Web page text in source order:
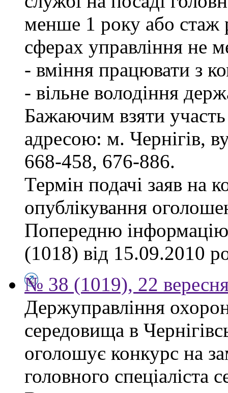
менше 1 року або стаж
сферах управління не
- вміння працювати з
- вільне володіння
Бажаючим взяти участь
адресою: м. Чернігів,
668-458, 676-886.
Термін подачі заяв на
опублікування
Попередню
(1018) від 15.09.2010
№ 38 (1019), 22
Держуправління
середовища в
оголошує конкурс на
головного спеціаліста